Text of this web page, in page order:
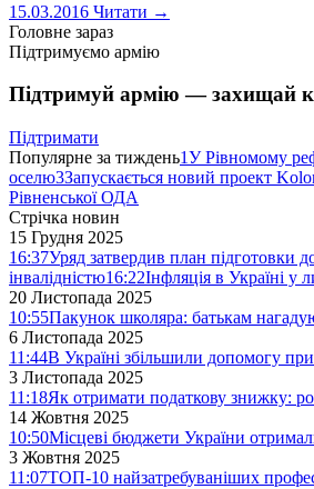
15.03.2016 Читати →
Головне зараз
Підтримуємо армію
Підтримуй армію — захищай
Підтримати
Популярне за тиждень1У Рівномому
оселю3Запускається новий проект
Рівненської ОДА
Стрічка новин
15 Грудня 2025
16:37Уряд затвердив план
інвалідністю16:22Інфляція в Україні
20 Листопада 2025
10:55Пакунок школяра: батькам
6 Листопада 2025
11:44В Україні збільшили допомогу
3 Листопада 2025
11:18Як отримати податкову знижку:
14 Жовтня 2025
10:50Місцеві бюджети України
3 Жовтня 2025
11:07ТОП-10 найзатребуваніших